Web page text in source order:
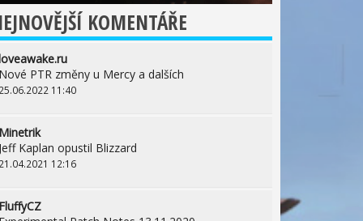
KOMENTÁŘE
PTR změny u Mercy a dalších
11:40
Kaplan opustil Blizzard
12:16